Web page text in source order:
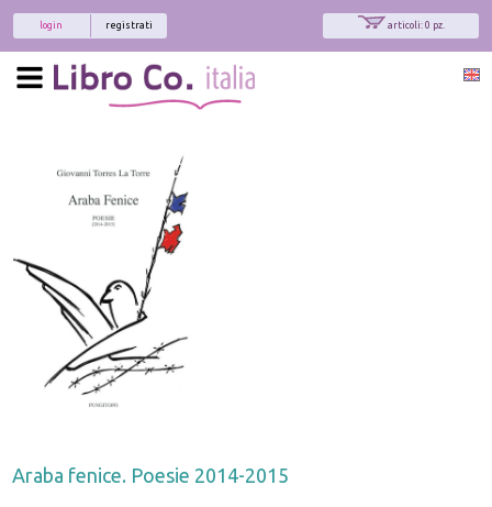
articoli: 0 pz.
registrati
login
Araba fenice. Poesie 2014-2015